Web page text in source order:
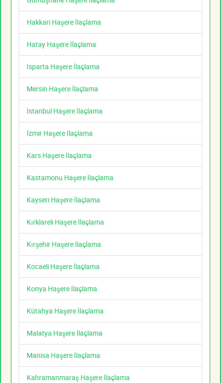
Hakkari Haşere İlaçlama
Hatay Haşere İlaçlama
Isparta Haşere İlaçlama
Mersin Haşere İlaçlama
İstanbul Haşere İlaçlama
İzmir Haşere İlaçlama
Kars Haşere İlaçlama
Kastamonu Haşere İlaçlama
Kayseri Haşere İlaçlama
Kırklareli Haşere İlaçlama
Kırşehir Haşere İlaçlama
Kocaeli Haşere İlaçlama
Konya Haşere İlaçlama
Kütahya Haşere İlaçlama
Malatya Haşere İlaçlama
Manisa Haşere İlaçlama
Kahramanmaraş Haşere İlaçlama